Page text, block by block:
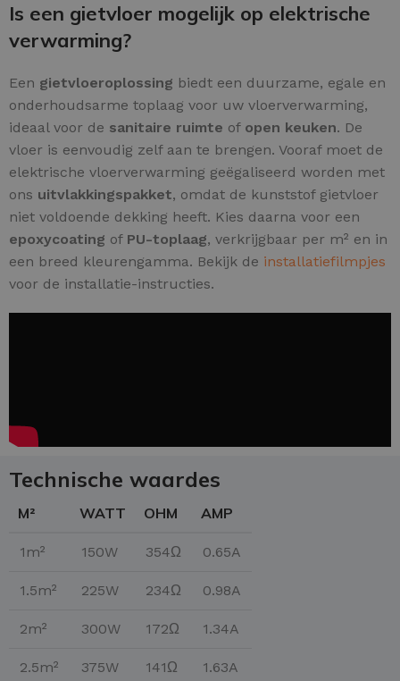
Is een gietvloer mogelijk op elektrische
verwarming?
Een gietvloeroplossing biedt een duurzame, egale en
onderhoudsarme toplaag voor uw vloerverwarming,
ideaal voor de sanitaire ruimte of open keuken. De
vloer is eenvoudig zelf aan te brengen. Vooraf moet de
elektrische vloerverwarming geëgaliseerd worden met
ons uitvlakkingspakket, omdat de kunststof gietvloer
niet voldoende dekking heeft. Kies daarna voor een
epoxycoating of PU-toplaag, verkrijgbaar per m² en in
een breed kleurengamma. Bekijk de installatiefilmpjes
voor de installatie-instructies.
Technische waardes
M² WATT OHM AMP
1m² 150W 354Ω 0.65A
1.5m² 225W 234Ω 0.98A
2m² 300W 172Ω 1.34A
2.5m² 375W 141Ω 1.63A